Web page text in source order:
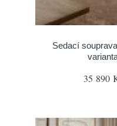
Sedací
35 890